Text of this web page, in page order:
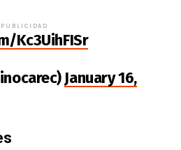
PUBLICIDAD
Kc3UihFISr
January 16,